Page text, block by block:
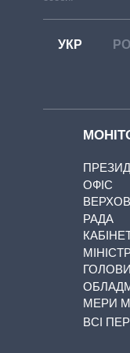
УКР
ОФІС
РАДА
ГОЛОВИ
МЕРИ
ВСІ